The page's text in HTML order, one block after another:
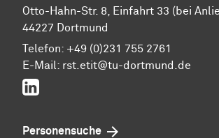
Otto-Hahn-Str. 8, Einfahrt 33 (bei
44227 Dortmund
Telefon: +49 (0)231 755 2761
E-Mail: rst.etit@tu-dortmund.de
Personensuche